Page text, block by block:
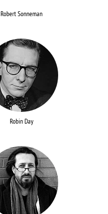
Robert Sonneman
Robin Day